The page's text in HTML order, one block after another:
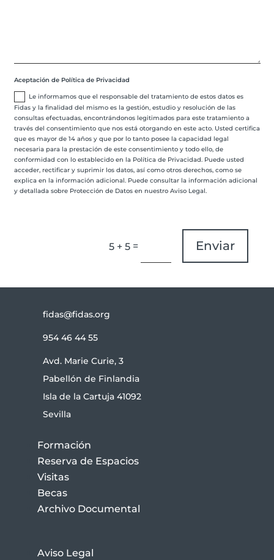
Aceptación de Política de Privacidad
Le informamos que el responsable del tratamiento de estos datos es
Fidas y la finalidad del mismo es la gestión, estudio y resolución de las
consultas efectuadas, encontrándonos legitimados para este tratamiento a
través del consentimiento que nos está otorgando en este acto. Usted certifica
que es mayor de 14 años y que por lo tanto posee la capacidad legal
necesaria para la prestación de este consentimiento y todo ello, de
conformidad con lo establecido en la Política de Privacidad. Puede usted
acceder, rectificar y suprimir los datos, así como otros derechos, como se
explica en la información adicional. Puede consultar la información adicional
y detallada sobre Protección de Datos en nuestro Aviso Legal.
5 + 5= Enviar
fidas@fidas.org
954 46 44 55
Avd. Marie Curie, 3
Pabellón de Finlandia
Isla de la Cartuja 41092
Sevilla
Formación
Reserva de Espacios
Visitas
Becas
Archivo Documental
Aviso Legal